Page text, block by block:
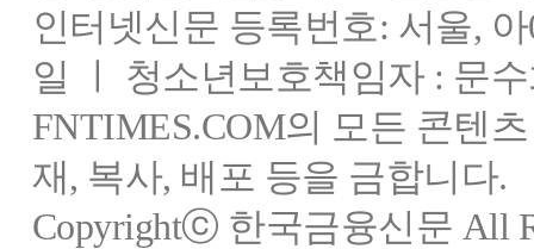
인터넷신문 등록번호: 서울,
일 ㅣ 청소년보호책임자 : 문
FNTIMES.COM의 모든 콘텐
재, 복사, 배포 등을 금합니다.
Copyrightⓒ 한국금융신문 All